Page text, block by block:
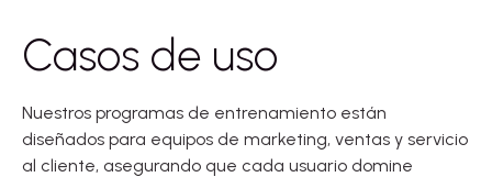
Casos de uso
Nuestros programas de entrenamiento están
diseñados para equipos de marketing, ventas y servicio
al cliente, asegurando que cada usuario domine